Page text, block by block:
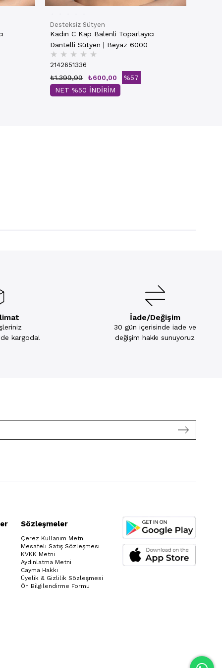
Desteksiz Sütyen
Kadın C Kap Balenli Toparlayıcı
Dantelli Sütyen | Beyaz 6000
★ ★ ★ ★ ★
2142651336
₺600,00
₺1.399,99
%57
NET %50 İNDİRİM
kargoda!
İade/Değişim
30 gün içerisinde iade ve
değişim hakkı sunuyoruz
Sözleşmeler
Çerez Kullanım Metni
Mesafeli Satış Sözleşmesi
KVKK Metni
Aydınlatma Metni
Cayma Hakkı
Üyelik & Gizlilik Sözleşmesi
Ön Bilgilendirme Formu